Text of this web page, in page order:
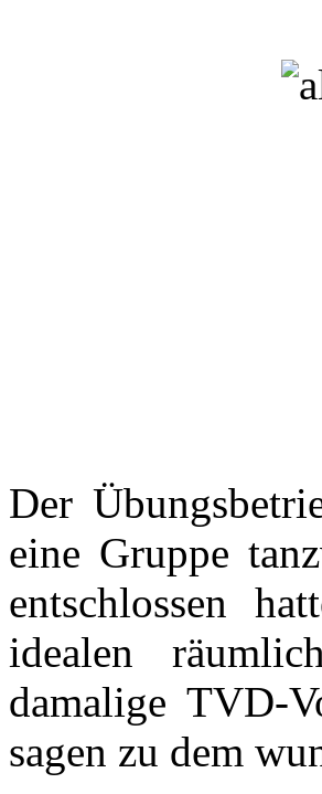
Der
eine Gruppe
entschlossen
idealen
damalige TVD-
sagen zu dem